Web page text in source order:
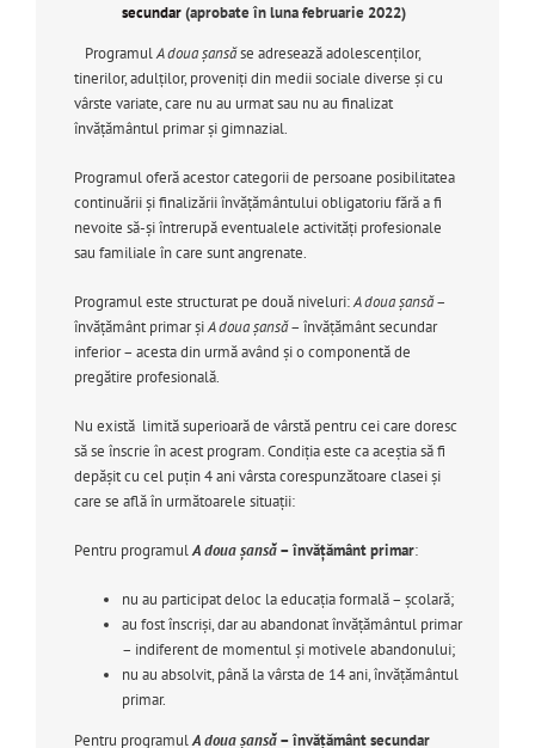
secundar(aprobate în luna februarie 2022)
ProgramulA douaşansăse adresează adolescenţilor,
tinerilor, adulţilor, proveniţi din medii sociale diverse şi cu
vârste variate, care nu au urmat sau nu au finalizat
învăţământul primar și gimnazial.
Programul oferă acestor categorii de persoane posibilitatea
continuării şi finalizării învățământului obligatoriu fără a fi
nevoite să-şi întrerupă eventualele activităţi profesionale
sau familiale în care sunt angrenate.
Programul este structurat pe două niveluri:A doua şansă–
învăţământ primar şiA doua şansă– învăţământ secundar
inferior – acesta din urmă având şi o componentă de
pregătire profesională.
Nu există limită superioară de vârstă pentru cei care doresc
să se înscrie în acest program. Condiţia este ca aceştia să fi
depăşit cu cel puțin 4 ani vârsta corespunzătoare clasei și
care se află în următoarele situații:
Pentru programulA doua şansă– învăţământ primar:
nu au participat deloc la educaţia formală – şcolară;
au fost înscrişi, dar au abandonat învăţământul primar
– indiferent de momentul şi motivele abandonului;
nu au absolvit, până la vârsta de 14 ani, învăţământul
primar.
Pentru programulA doua şansă– învăţământ secundar